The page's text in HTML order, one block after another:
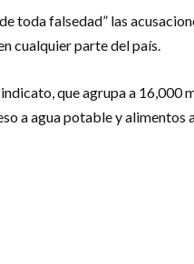
toda falsedad” las
cualquier parte del país.
que agrupa a
a agua potable y alimentos